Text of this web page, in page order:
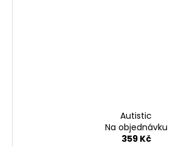
Autistic
Na objednávku
359 Kč